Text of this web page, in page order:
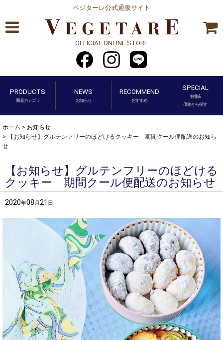
ベジターレ公式通販サイト
OFFICIAL ONLINE STORE
PRODUCTS
商品カテゴリ
NEWS
お知らせ
RECOMMEND
おすすめ
SPECIAL
特集&
価格から探す
ホーム > お知らせ
>
【お知らせ】グルテンフリーのほどけるクッキー 期間クール便配送のお知ら
せ
【お知らせ】グルテンフリーのほどける
クッキー 期間クール便配送のお知らせ
2020年08 月 21 日